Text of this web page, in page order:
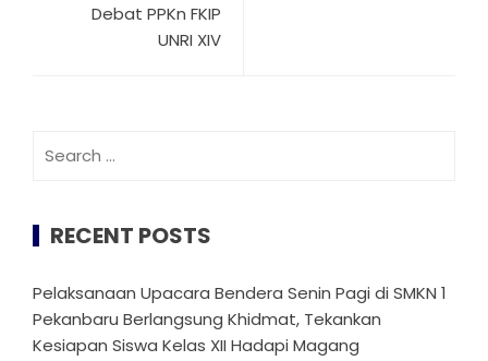
Debat PPKn FKIP
UNRI XIV
for:
RECENT POSTS
Pelaksanaan Upacara Bendera Senin Pagi di SMKN 1
Pekanbaru Berlangsung Khidmat, Tekankan
Kesiapan Siswa Kelas XII Hadapi Magang